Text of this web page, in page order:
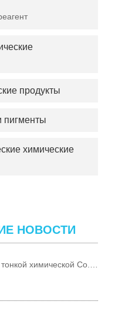
продукты
пигменты
химические
НОВОСТИ